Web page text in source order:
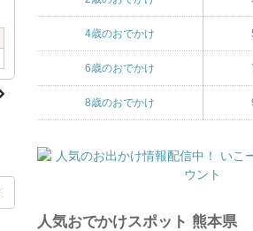
4歳のおでかけ
6歳のおでかけ
8歳のおでかけ
人気おでかけスポット 熊本県